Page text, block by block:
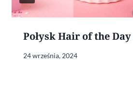
Połysk Hair of the
24 września, 2024